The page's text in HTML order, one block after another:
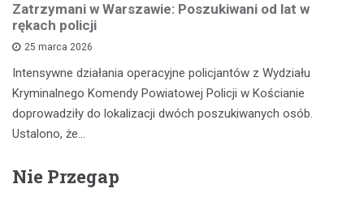
Zatrzymani w Warszawie: Poszukiwani od lat w
rękach policji
25 marca 2026
Intensywne działania operacyjne policjantów z Wydziału
Kryminalnego Komendy Powiatowej Policji w Kościanie
doprowadziły do lokalizacji dwóch poszukiwanych osób.
Ustalono, że…
Nie Przegap